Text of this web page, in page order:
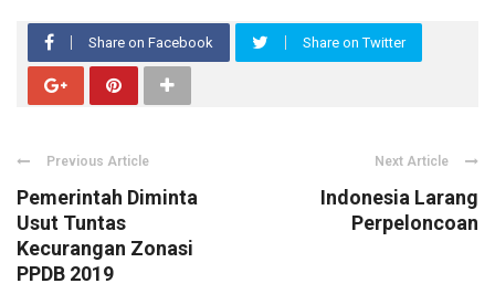
Share on Facebook Share on Twitter
Previous Article
Pemerintah Diminta
Usut Tuntas
Kecurangan Zonasi
PPDB 2019
Next Article
Indonesia Larang
Perpeloncoan